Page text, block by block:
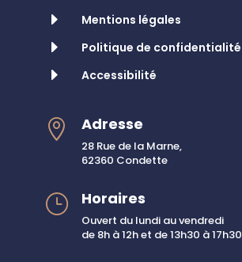
E
Mentions légales
E Politique de confidentialité
E Accessibilité
 Adresse
28 Rue de la Marne,
62360 Condette
} Horaires
Ouvert du lundi au vendredi
de 8h à 12h et de 13h30 à 17h30